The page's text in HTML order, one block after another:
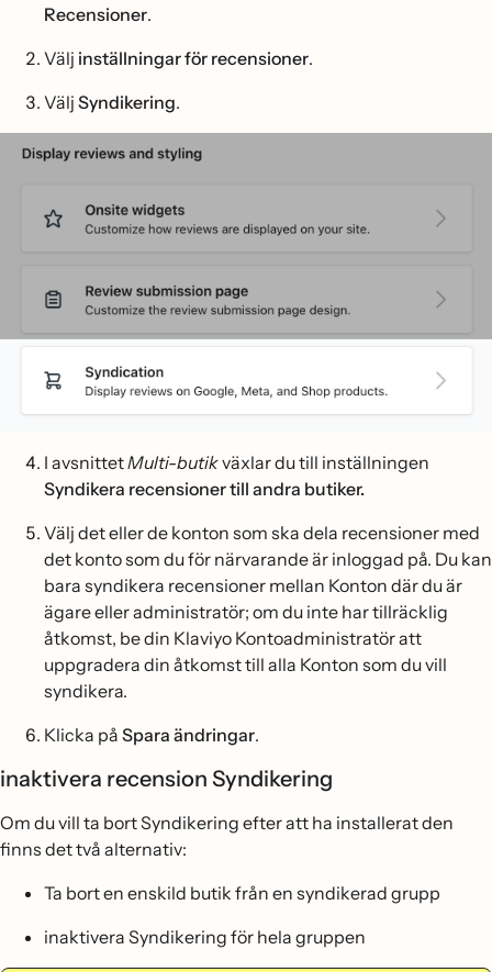
Recensioner.
Välj inställningar för recensioner.
Välj Syndikering.
I avsnittetMulti-butikväxlar du till inställningen
Syndikera recensioner till andra butiker.
Välj det eller de konton som ska dela recensioner med
det konto som du för närvarande är inloggad på. Du kan
bara syndikera recensioner mellan Konton där du är
ägare eller administratör; om du inte har tillräcklig
åtkomst, be din Klaviyo Kontoadministratör att
uppgradera din åtkomst till alla Konton som du vill
syndikera.
Klicka på Spara ändringar.
inaktivera recension Syndikering
Om du vill ta bort Syndikering efter att ha installerat den
finns det två alternativ:
Ta bort en enskild butik från en syndikerad grupp
inaktivera Syndikering för hela gruppen